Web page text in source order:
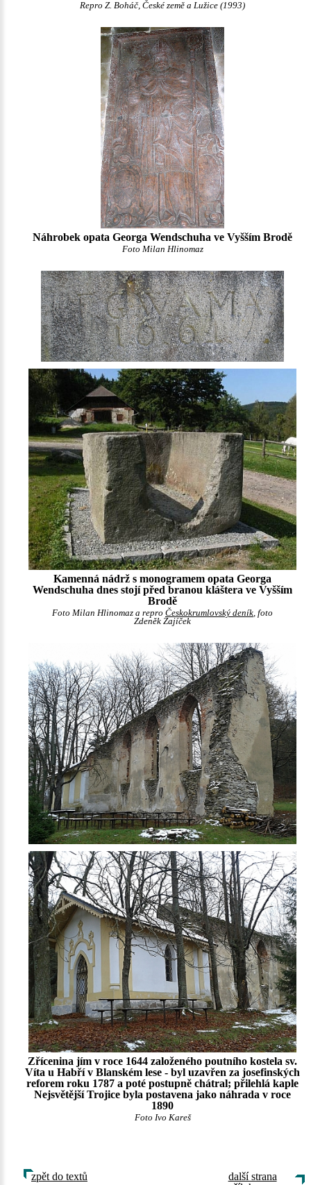
Repro Z. Boháč, České země a Lužice (1993)
Náhrobek opata Georga Wendschuha ve Vyšším Brodě
Foto Milan Hlinomaz
Kamenná nádrž s monogramem opata Georga
Wendschuha dnes stojí před branou kláštera ve Vyšším
Brodě
Foto Milan Hlinomaz a repro Českokrumlovský deník, foto
Zdeněk Zajíček
Zřícenina jím v roce 1644 založeného poutního kostela sv.
Víta u Habří v Blanském lese - byl uzavřen za josefinských
reforem roku 1787 a poté postupně chátral; přilehlá kaple
Nejsvětější Trojice byla postavena jako náhrada v roce
1890
Foto Ivo Kareš
zpět do textů
další strana